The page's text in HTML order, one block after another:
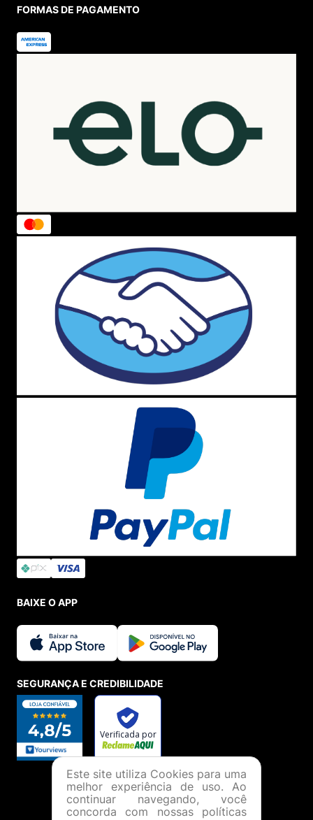
FORMAS DE PAGAMENTO
BAIXE O APP
SEGURANÇA E CREDIBILIDADE
Este site utiliza Cookies para uma
melhor experiência de uso. Ao
continuar navegando, você
concorda com nossas políticas